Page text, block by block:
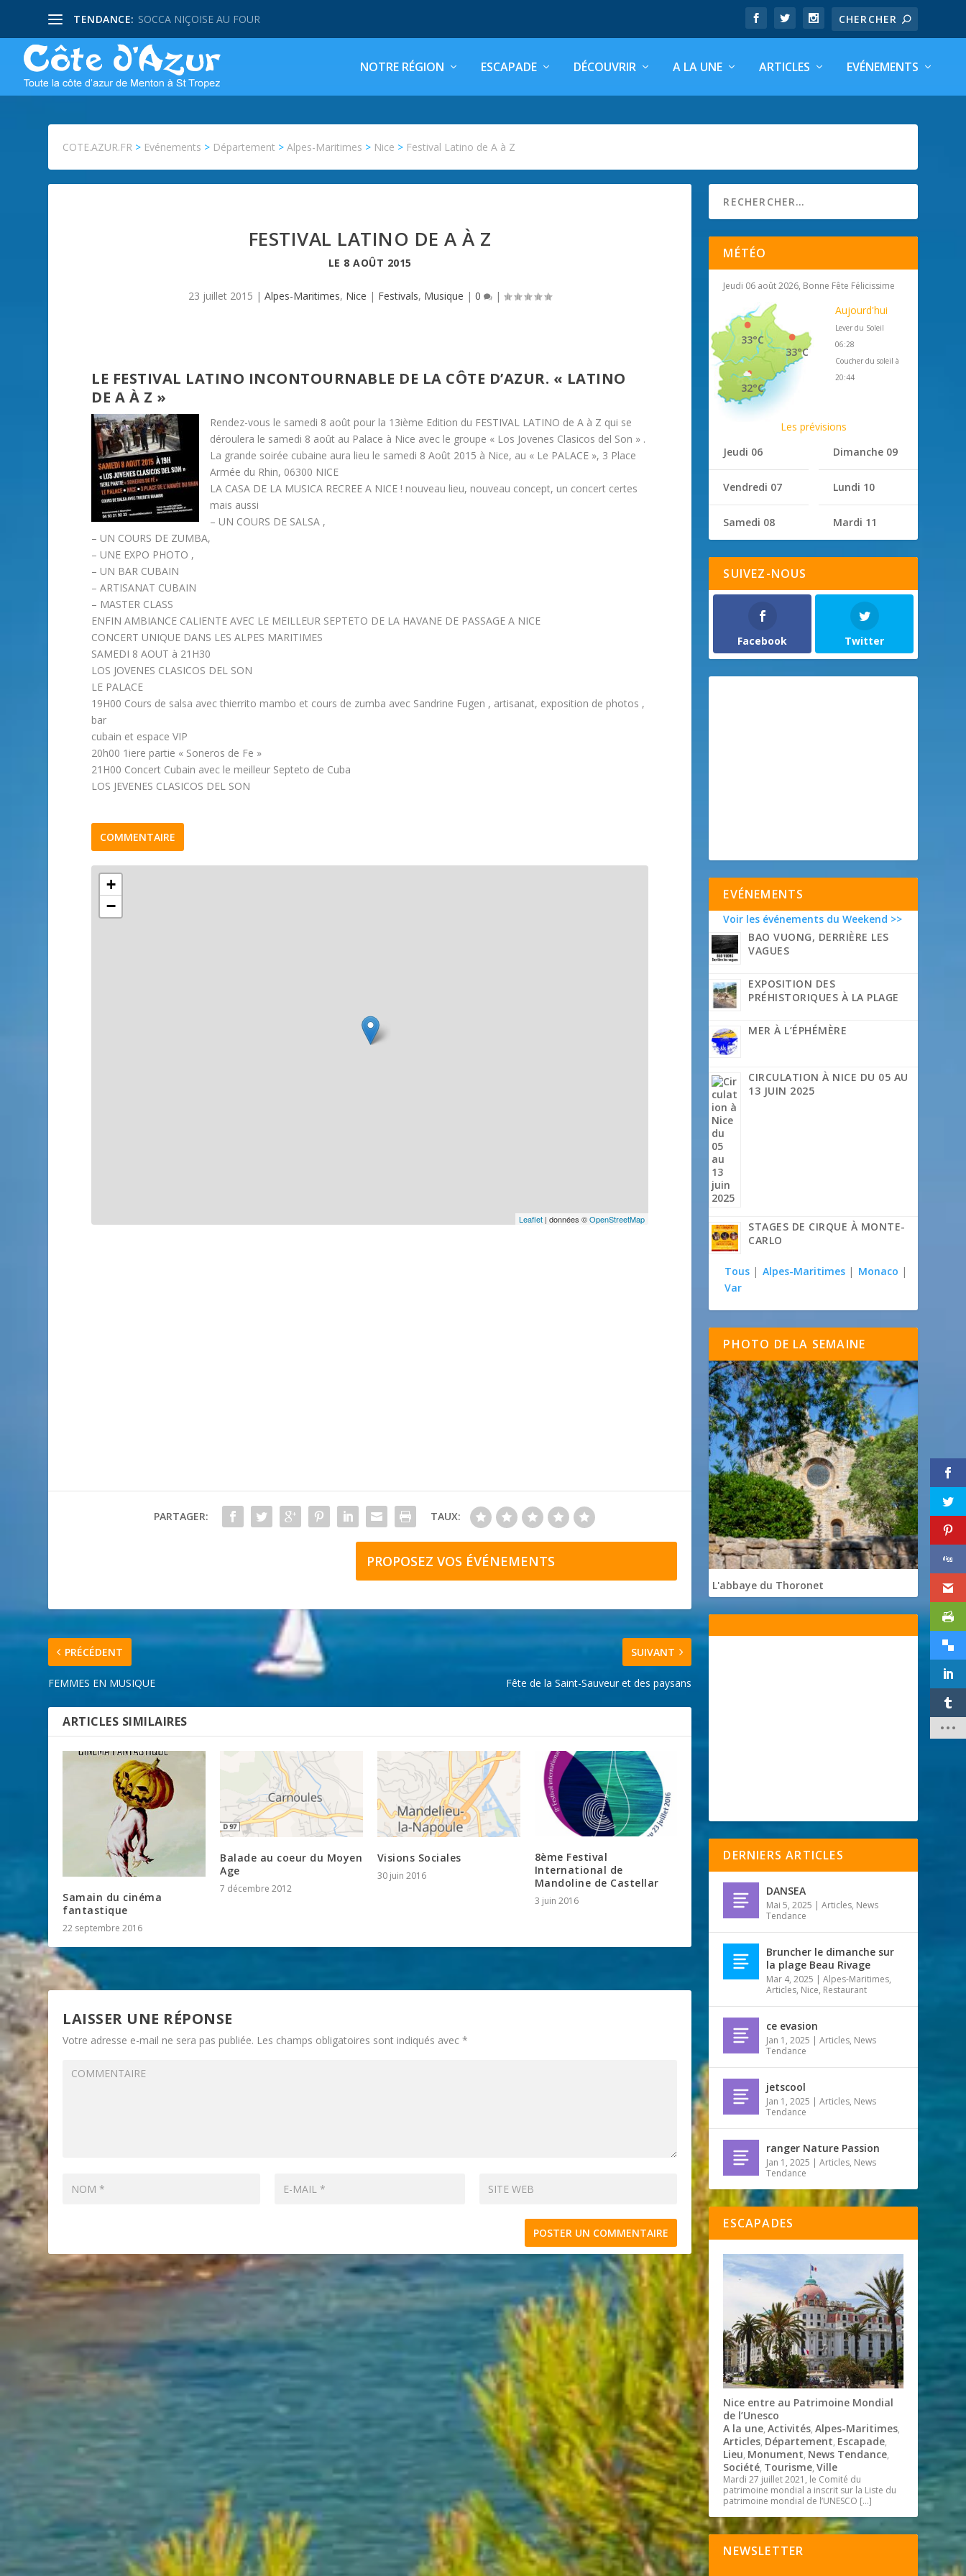
TENDANCE: SOCCA NIÇOISE AU FOUR
NOTRE RÉGION ESCAPADE DÉCOUVRIR A LA UNE ARTICLES EVÉNEMENTS
COTE.AZUR.FR > Evénements > Département >Alpes-Maritimes > Nice > Festival Latino de A à Z
FESTIVAL LATINO DE A À Z
LE 8 AOÛT 2015
23 juillet 2015 |Alpes-Maritimes, Nice | Festivals, Musique |0 |
LE FESTIVAL LATINO INCONTOURNABLE DE LA CÔTE D’AZUR. « LATINO
DE A À Z »
Rendez-vous le samedi 8 août pour la 13ième Edition du FESTIVAL LATINO de A à Z qui se
déroulera le samedi 8 août au Palace à Nice avec le groupe « Los Jovenes Clasicos del Son » .
La grande soirée cubaine aura lieu le samedi 8 Août 2015 à Nice, au « Le PALACE », 3 Place
Armée du Rhin, 06300 NICE
LA CASA DE LA MUSICA RECREE A NICE ! nouveau lieu, nouveau concept, un concert certes
mais aussi
– UN COURS DE SALSA ,
– UN COURS DE ZUMBA,
– UNE EXPO PHOTO ,
– UN BAR CUBAIN
– ARTISANAT CUBAIN
– MASTER CLASS
ENFIN AMBIANCE CALIENTE AVEC LE MEILLEUR SEPTETO DE LA HAVANE DE PASSAGE A NICE
CONCERT UNIQUE DANS LES ALPES MARITIMES
SAMEDI 8 AOUT à 21H30
LOS JOVENES CLASICOS DEL SON
LE PALACE
19H00 Cours de salsa avec thierrito mambo et cours de zumba avec Sandrine Fugen , artisanat, exposition de photos ,
bar
cubain et espace VIP
20h00 1iere partie « Soneros de Fe »
21H00 Concert Cubain avec le meilleur Septeto de Cuba
LOS JEVENES CLASICOS DEL SON
COMMENTAIRE
+
−
Leaflet | données ©OpenStreetMap
PARTAGER: TAUX:
PROPOSEZ VOS ÉVÉNEMENTS
PRÉCÉDENT
FEMMES EN MUSIQUE
SUIVANT
Fête de la Saint-Sauveur et des paysans
ARTICLES SIMILAIRES
Samain du cinéma
fantastique
22 septembre 2016
Balade au coeur du Moyen
Age
7 décembre 2012
Visions Sociales
30 juin 2016
8ème Festival
International de
Mandoline de Castellar
3 juin 2016
LAISSER UNE RÉPONSE
Votre adresse e-mail ne sera pas publiée. Les champs obligatoires sont indiqués avec*
MÉTÉO
Jeudi 06 août 2026, Bonne Fête Félicissime
33°C
33°C
32°C
Aujourd'hui
Lever du Soleil
06:28
Coucher du soleil à
20:44
Les prévisions
Jeudi 06
Vendredi 07
Samedi 08
Dimanche 09
Lundi 10
Mardi 11
SUIVEZ-NOUS
Facebook Twitter
EVÉNEMENTS
Voir les événements du Weekend >>
BAO VUONG, DERRIÈRE LES
VAGUES
EXPOSITION DES
PRÉHISTORIQUES À LA PLAGE
MER À L’ÉPHÉMÈRE
CIRCULATION À NICE DU 05 AU
13 JUIN 2025
STAGES DE CIRQUE À MONTE-
CARLO
Tous | Alpes-Maritimes | Monaco |
Var
PHOTO DE LA SEMAINE
L'abbaye du Thoronet
DERNIERS ARTICLES
DANSEA
Mai 5, 2025 |Articles, News
Tendance
Bruncher le dimanche sur
la plage Beau Rivage
Mar 4, 2025 |Alpes-Maritimes,
Articles, Nice, Restaurant
ce evasion
Jan 1, 2025 |Articles, News
Tendance
jetscool
Jan 1, 2025 |Articles, News
Tendance
ranger Nature Passion
Jan 1, 2025 |Articles, News
Tendance
ESCAPADES
Nice entre au Patrimoine Mondial
de l’Unesco
A la une,Activités,Alpes-Maritimes,
Articles, Département, Escapade,
Lieu, Monument, News Tendance,
Société, Tourisme,Ville
Mardi 27 juillet 2021, le Comité du
patrimoine mondial a inscrit sur la Liste du
patrimoine mondial de l’UNESCO […]
NEWSLETTER